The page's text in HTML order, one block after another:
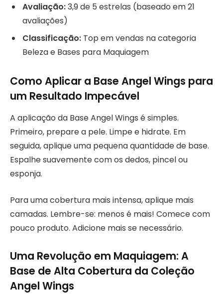
Avaliação:3,9 de 5 estrelas (baseado em 21
avaliações)
Classificação: Top em vendas na categoria
Beleza e Bases para Maquiagem
Como Aplicar a Base Angel Wings para
um Resultado Impecável
A aplicação da Base Angel Wings é simples.
Primeiro, prepare a pele. Limpe e hidrate. Em
seguida, aplique uma pequena quantidade de base.
Espalhe suavemente com os dedos, pincel ou
esponja.
Para uma cobertura mais intensa, aplique mais
camadas. Lembre-se: menos é mais! Comece com
pouco produto. Adicione mais se necessário.
Uma Revolução em Maquiagem: A
Base de Alta Cobertura da Coleção
Angel Wings